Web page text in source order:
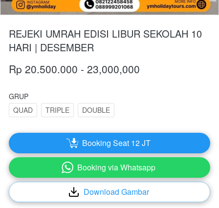
REJEKI UMRAH EDISI LIBUR SEKOLAH 10
HARI | DESEMBER
Rp 20.500.000 - 23,000,000
GRUP
QUAD
TRIPLE DOUBLE
` Booking Seat 12 JT
` Booking via Whatsapp
` Download Gambar